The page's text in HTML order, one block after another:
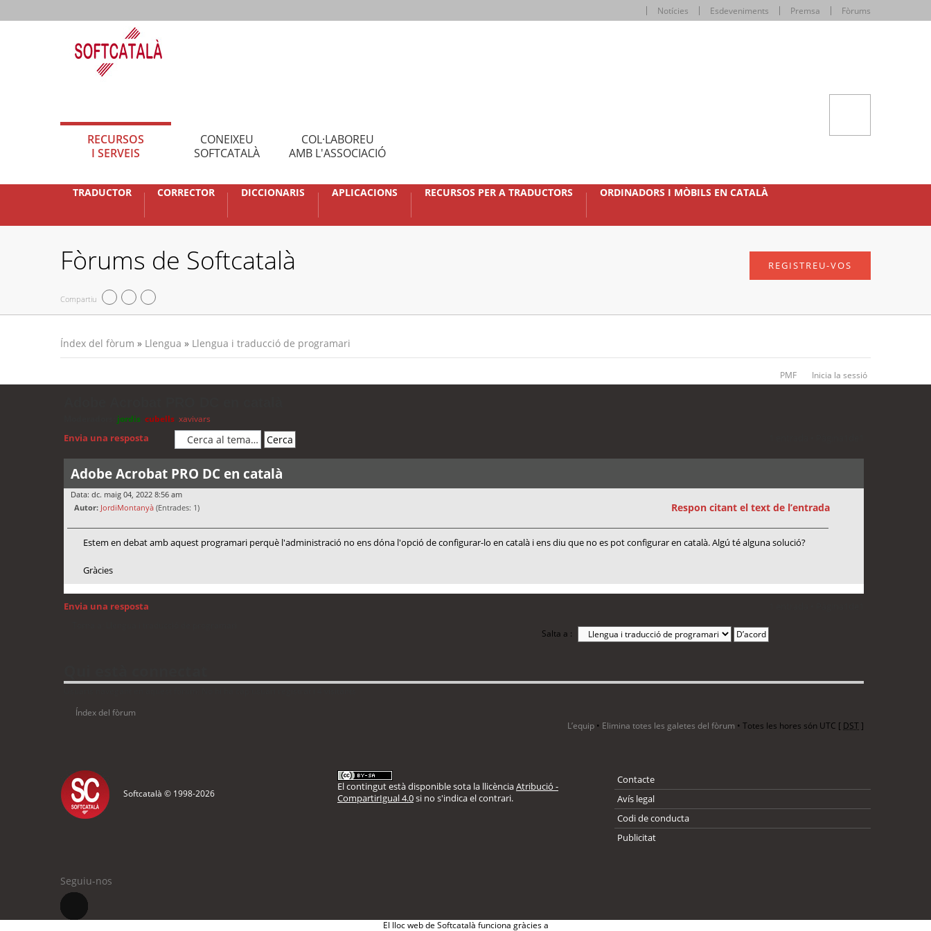
Notícies Esdeveniments Premsa Fòrums
RECURSOS
I SERVEIS
CONEIXEU
SOFTCATALÀ
COL·LABOREU
AMB L'ASSOCIACIÓ
TRADUCTOR CORRECTOR DICCIONARIS APLICACIONS RECURSOS PER A TRADUCTORS ORDINADORS I MÒBILS EN CATALÀ
Fòrums de Softcatalà
Compartiu
REGISTREU-VOS
Índex del fòrum » Llengua » Llengua i traducció de programari
PMF Inicia la sessió
jordis cubells xavivars
Envia una resposta
Adobe Acrobat PRO DC en català
Data: dc. maig 04, 2022 8:56 am
Autor: JordiMontanyà (Entrades: 1) Respon citant el text de l’entrada
Estem en debat amb aquest programari perquè l'administració no ens dóna l'opció de configurar-lo en català i ens diu que no es pot configurar en català. Algú té alguna solució?
Gràcies
Envia una resposta
Salta a :
Índex del fòrum
L’equip • Elimina totes les galetes del fòrum • Totes les hores són UTC [ DST]
Softcatalà © 1998-2026
El contingut està disponible sota la llicènciaAtribució -
CompartirIgual 4.0si no s'indica el contrari.
Contacte
Avís legal
Codi de conducta
Publicitat
Seguiu-nos
El lloc web de Softcatalà funciona gràcies a